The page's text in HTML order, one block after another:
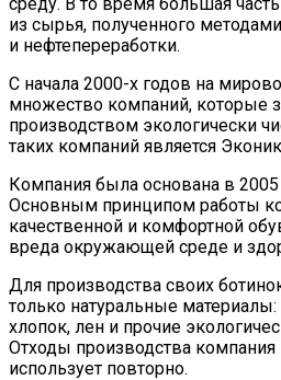
из сырья, полученного
и нефтепереработки.
С начала 2000-х годов на
множество компаний, которые
производством экологически
таких компаний является
Компания была основана в
Основным принципом работы
качественной и комфортной
вреда окружающей среде и
Для производства своих
только натуральные
хлопок, лен и прочие
Отходы производства компания
использует повторно.